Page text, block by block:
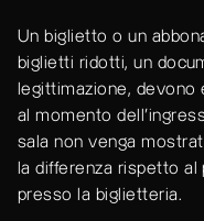
Un biglietto o un
biglietti ridotti, un
legittimazione, devono
al momento
sala non venga
la differenza rispetto
presso la biglietteria.